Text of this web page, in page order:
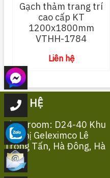
Gạch thảm trang trí
cao cấp KT
1200x1800mm
VTHH-1784
Liên hệ
LIÊN HỆ
Showroom: D24-40 Khu
Đô Thị Geleximco Lê
Trọng Tấn, Hà Đông, Hà
Nội